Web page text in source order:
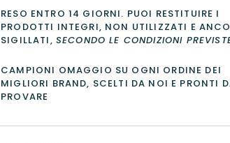
RESO ENTRO 14 GIORNI. PUOI RESTITUIRE I
PRODOTTI INTEGRI, NON UTILIZZATI E
SIGILLATI, SECONDO LE CONDIZIONI
CAMPIONI OMAGGIO SU OGNI ORDINE DEI
MIGLIORI BRAND, SCELTI DA NOI E PRONTI
PROVARE